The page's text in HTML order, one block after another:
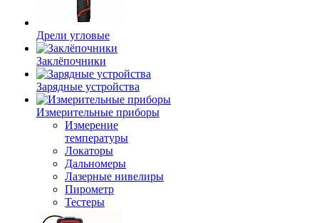
Дрели угловые
Заклёпочники
Зарядные устройства
Измерительные приборы
Измерение
температуры
Локаторы
Дальномеры
Лазерные нивелиры
Пирометр
Тестеры